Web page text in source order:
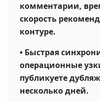
комментарии,
скорость
контуре.
• Быстрая
операционные
публикуете
несколько дней.